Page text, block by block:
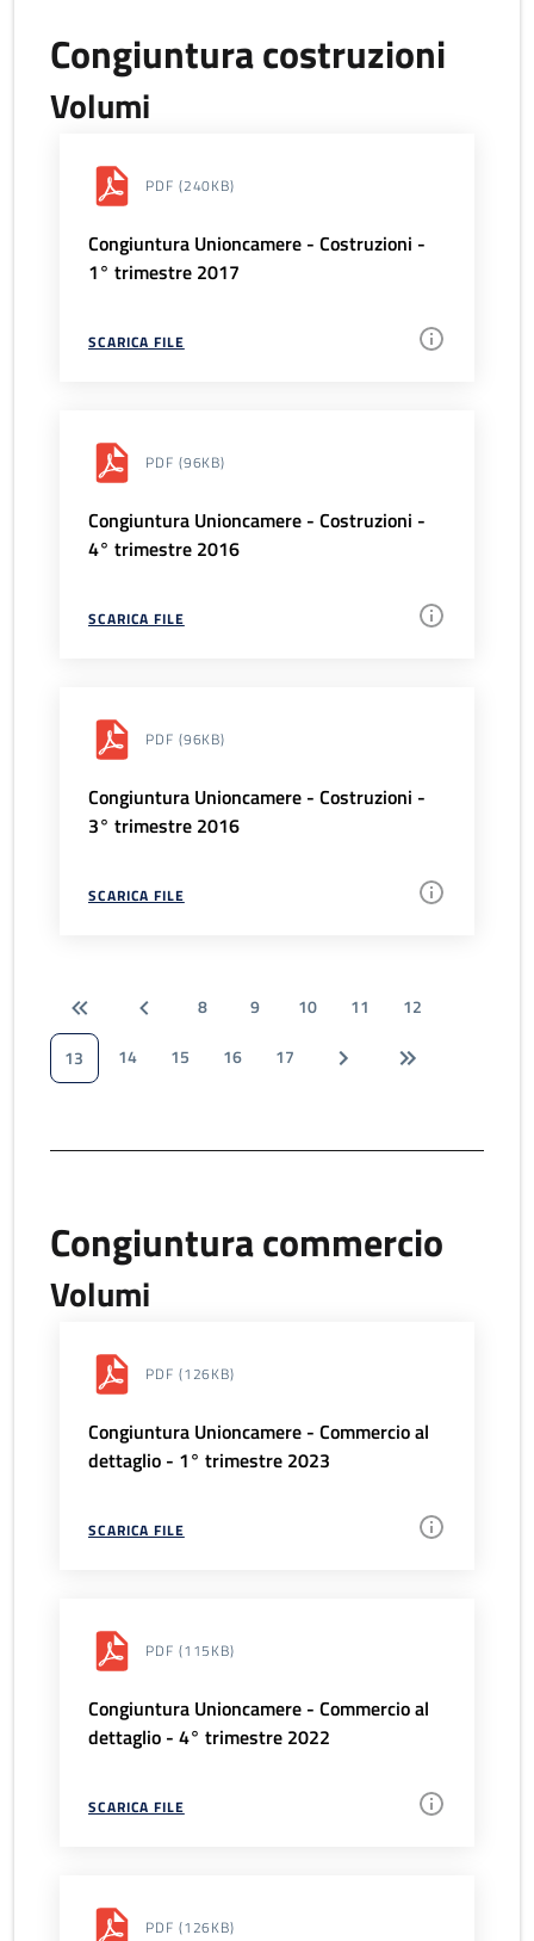
Congiuntura costruzioni
Volumi
PDF (240KB)
Congiuntura Unioncamere - Costruzioni -
1° trimestre 2017
SCARICA FILE
PDF (96KB)
Congiuntura Unioncamere - Costruzioni -
4° trimestre 2016
SCARICA FILE
PDF (96KB)
Congiuntura Unioncamere - Costruzioni -
3° trimestre 2016
SCARICA FILE
8 9 10 11
12
13
14 15 16 17
Congiuntura commercio
Volumi
PDF (126KB)
Congiuntura Unioncamere - Commercio al
dettaglio - 1° trimestre 2023
SCARICA FILE
PDF (115KB)
Congiuntura Unioncamere - Commercio al
dettaglio - 4° trimestre 2022
SCARICA FILE
PDF (126KB)